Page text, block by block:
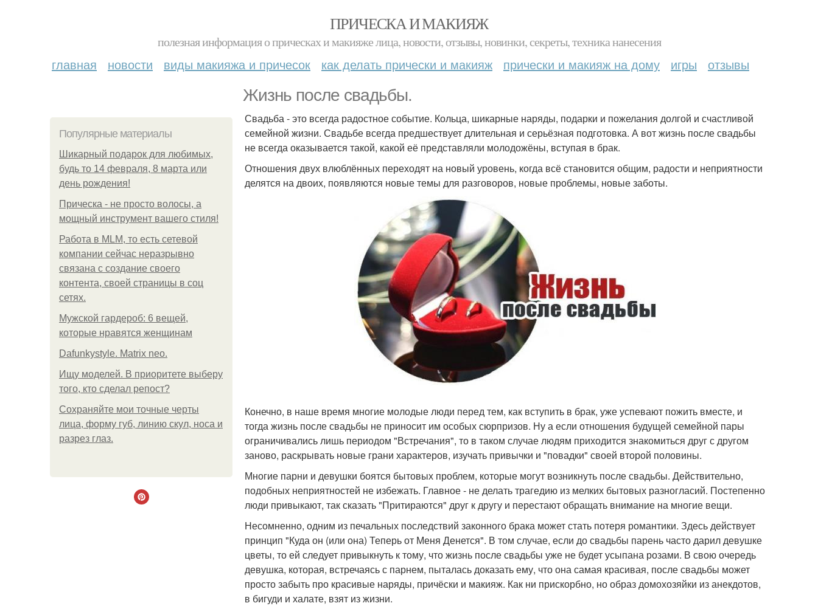
ПРИЧЕСКА И МАКИЯЖ
полезная информация о прическах и макияже лица, новости, отзывы, новинки, секреты, техника нанесения
главная новости виды макияжа и причесок как делать прически и макияж прически и макияж на дому игры отзывы
Жизнь после свадьбы.
Популярные материалы
Шикарный подарок для любимых,
будь то 14 февраля, 8 марта или
день рождения!
Прическа - не просто волосы, а
мощный инструмент вашего стиля!
Работа в MLM, то есть сетевой
компании сейчас неразрывно
связана с создание своего
контента, своей страницы в соц
сетях.
Мужской гардероб: 6 вещей,
которые нравятся женщинам
Dafunkystyle. Matrix neo.
Ищу моделей. В приоритете выберу
того, кто сделал репост?
Сохраняйте мои точные черты
лица, форму губ, линию скул, носа и
разрез глаз.
Свадьба - это всегда радостное событие. Кольца, шикарные наряды, подарки и пожелания долгой и счастливой
семейной жизни. Свадьбе всегда предшествует длительная и серьёзная подготовка. А вот жизнь после свадьбы
не всегда оказывается такой, какой её представляли молодожёны, вступая в брак.
Отношения двух влюблённых переходят на новый уровень, когда всё становится общим, радости и неприятности
делятся на двоих, появляются новые темы для разговоров, новые проблемы, новые заботы.
Конечно, в наше время многие молодые люди перед тем, как вступить в брак, уже успевают пожить вместе, и
тогда жизнь после свадьбы не приносит им особых сюрпризов. Ну а если отношения будущей семейной пары
ограничивались лишь периодом "Встречания", то в таком случае людям приходится знакомиться друг с другом
заново, раскрывать новые грани характеров, изучать привычки и "повадки" своей второй половины.
Многие парни и девушки боятся бытовых проблем, которые могут возникнуть после свадьбы. Действительно,
подобных неприятностей не избежать. Главное - не делать трагедию из мелких бытовых разногласий. Постепенно
люди привыкают, так сказать "Притираются" друг к другу и перестают обращать внимание на многие вещи.
Несомненно, одним из печальных последствий законного брака может стать потеря романтики. Здесь действует
принцип "Куда он (или она) Теперь от Меня Денется". В том случае, если до свадьбы парень часто дарил девушке
цветы, то ей следует привыкнуть к тому, что жизнь после свадьбы уже не будет усыпана розами. В свою очередь
девушка, которая, встречаясь с парнем, пыталась доказать ему, что она самая красивая, после свадьбы может
просто забыть про красивые наряды, причёски и макияж. Как ни прискорбно, но образ домохозяйки из анекдотов,
в бигуди и халате, взят из жизни.